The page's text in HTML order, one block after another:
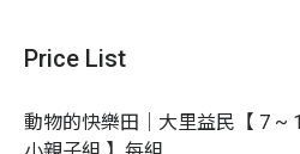
守護土地，有廠商堅持少添加、
家庭選擇本土、蔬食，減少碳排
親子教育團隊「小人小學」結
Price List
動物的快樂田｜大里益民【 7 ~